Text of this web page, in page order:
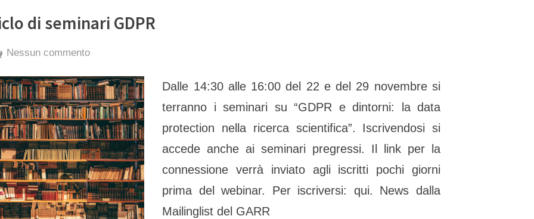
di seminari GDPR
Posted
15 Novembre 2022
By
exporter
Nessun commentosu
di
seminari
GDPR
Dalle 14:30 alle 16:00 del 22 e del 29 novembre si
terranno i seminari su “GDPR e dintorni: la data
protection nella ricerca scientifica”. Iscrivendosi si
accede anche ai seminari pregressi. Il link per la
connessione verrà inviato agli iscritti pochi giorni
prima del webinar. Per iscriversi: qui. News dalla
Mailinglist del GARR